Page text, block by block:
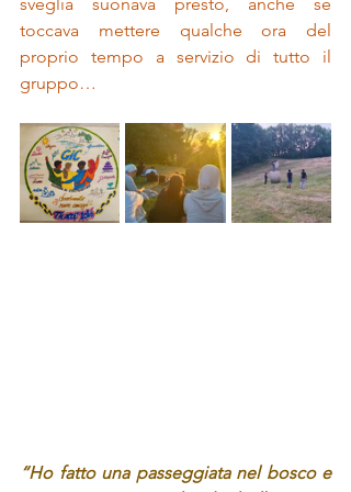
toccava mettere qualche ora del
proprio tempo a servizio di tutto il
gruppo…
“Ho fatto una passeggiata nel bosco e